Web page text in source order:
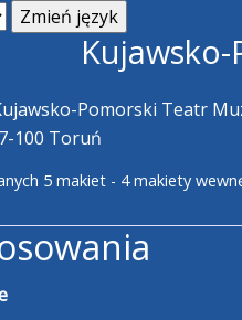
Pomorski Teatr
100 Toruń
5 makiet - 4 makiety